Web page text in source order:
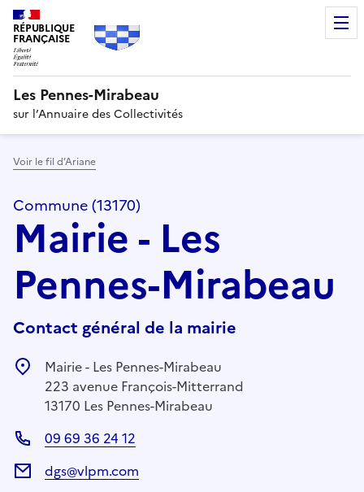
RÉPUBLIQUE
FRANÇAISE
Les Pennes-Mirabeau
sur l’Annuaire des Collectivités
Voir le fil d’Ariane
Commune (13170)
Mairie - Les
Pennes-Mirabeau
Contact général de la mairie
Mairie - Les Pennes-Mirabeau
223 avenue François-Mitterrand
13170 Les Pennes-Mirabeau
09 69 36 24 12
dgs@vlpm.com